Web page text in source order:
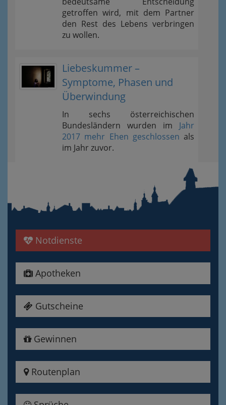
getroffen wird, mit dem Partner
den Rest des Lebens verbringen
zu wollen.
Liebeskummer –
Symptome, Phasen und
Überwindung
In sechs österreichischen
Bundesländern wurden im Jahr
2017 mehr Ehen geschlossen als
im Jahr zuvor.
Notdienste
Apotheken
Gutscheine
Gewinnen
Routenplan